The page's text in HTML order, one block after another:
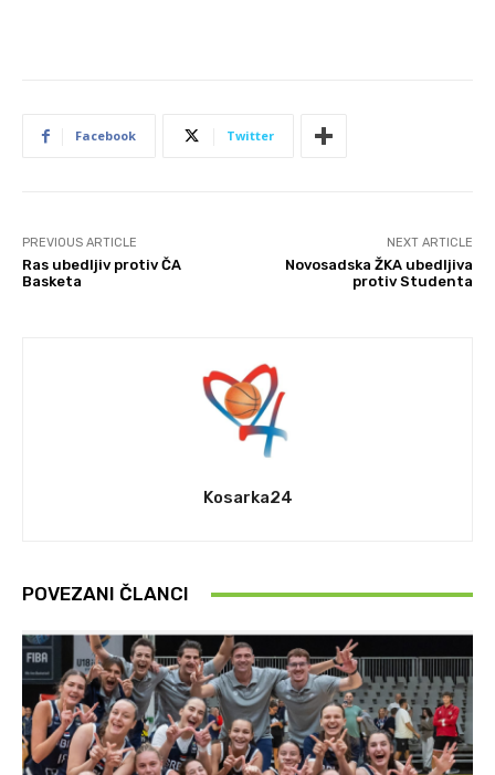
Facebook Twitter
PREVIOUS ARTICLE
Ras ubedljiv protiv ČA
Basketa
NEXT ARTICLE
Novosadska ŽKA ubedljiva
protiv Studenta
Kosarka24
POVEZANI ČLANCI